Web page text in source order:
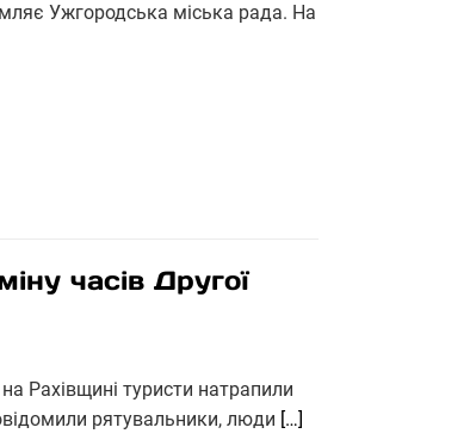
Ужгородська міська рада. На
часів Другої
Рахівщині туристи натрапили
рятувальники, люди […]